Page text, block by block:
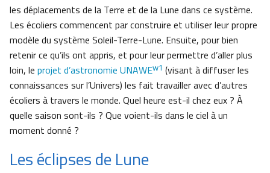
les déplacements de la Terre et de la Lune dans ce système.
Les écoliers commencent par construire et utiliser leur propre
modèle du système Soleil-Terre-Lune. Ensuite, pour bien
retenir ce qu’ils ont appris, et pour leur permettre d’aller plus
loin, le projet d’astronomie UNAWEw1 (visant à diffuser les
connaissances sur l’Univers) les fait travailler avec d’autres
écoliers à travers le monde. Quel heure est-il chez eux ? À
quelle saison sont-ils ? Que voient-ils dans le ciel à un
moment donné ?
Les éclipses de Lune